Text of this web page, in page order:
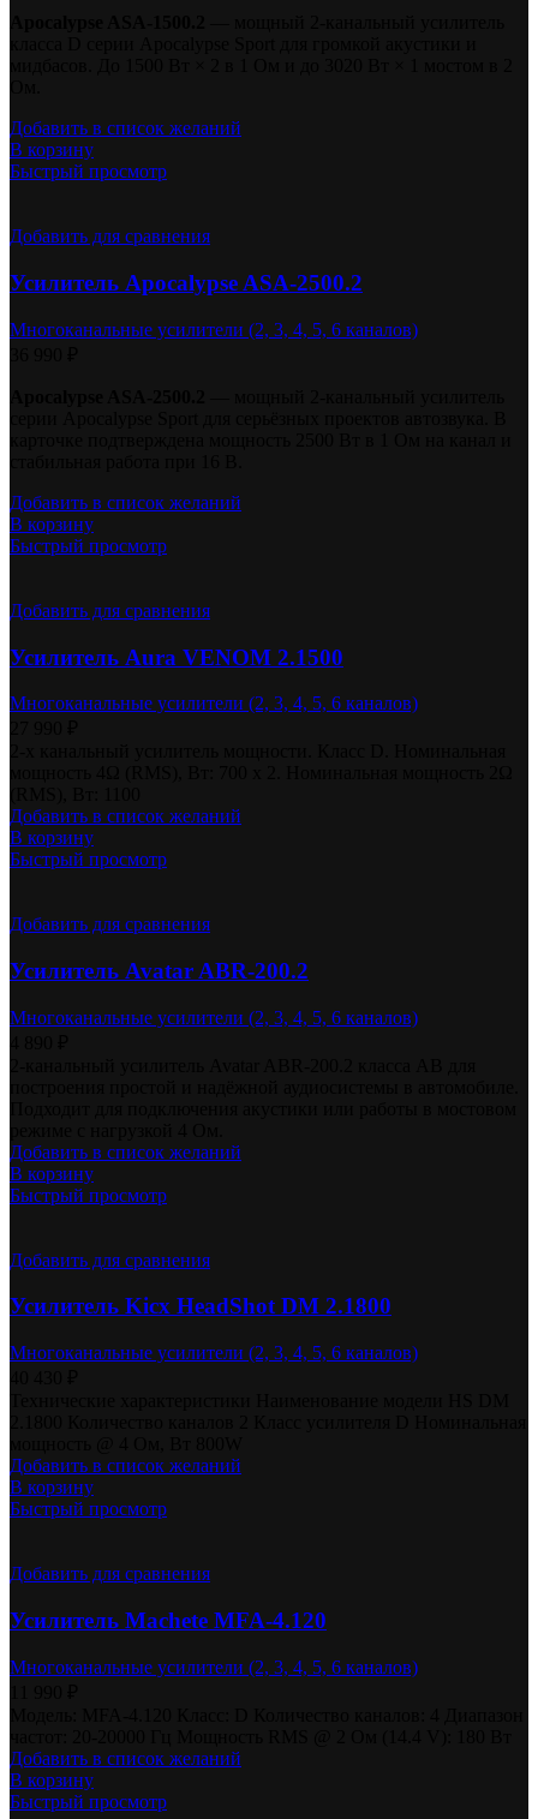
Добавить в список желаний
В корзину
Быстрый просмотр
Добавить для сравнения
Усилитель Apocalypse ASA-2500.2
Многоканальные усилители (2, 3, 4, 5, 6 каналов)
Добавить в список желаний
В корзину
Быстрый просмотр
Добавить для сравнения
Усилитель Aura VENOM 2.1500
Многоканальные усилители (2, 3, 4, 5, 6 каналов)
Добавить в список желаний
В корзину
Быстрый просмотр
Добавить для сравнения
Усилитель Avatar ABR-200.2
Многоканальные усилители (2, 3, 4, 5, 6 каналов)
Добавить в список желаний
В корзину
Быстрый просмотр
Добавить для сравнения
Усилитель Kicx HeadShot DM 2.1800
Многоканальные усилители (2, 3, 4, 5, 6 каналов)
Добавить в список желаний
В корзину
Быстрый просмотр
Добавить для сравнения
Усилитель Machete MFA-4.120
Многоканальные усилители (2, 3, 4, 5, 6 каналов)
Добавить в список желаний
В корзину
Быстрый просмотр